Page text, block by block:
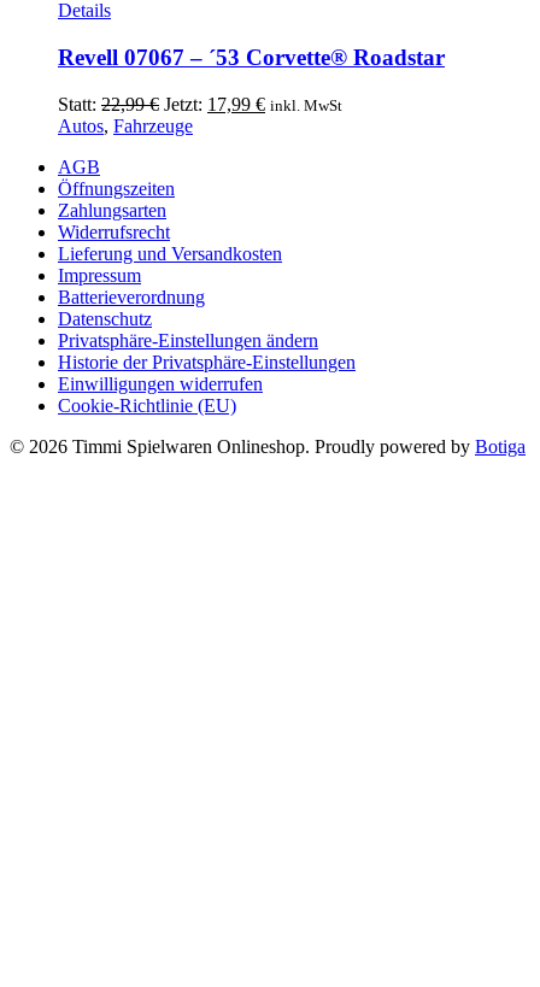
Details
Revell 07067 – ´53 Corvette® Roadstar
Statt: 22,99€ Ursprünglicher
Preis
Jetzt: 17,99 €Aktueller
inkl. MwSt
Autos, Fahrzeuge
AGB
Öffnungszeiten
Zahlungsarten
Widerrufsrecht
Lieferung und Versandkosten
Impressum
Batterieverordnung
Datenschutz
Privatsphäre-Einstellungen ändern
Historie der Privatsphäre-Einstellungen
Einwilligungen widerrufen
Cookie-Richtlinie (EU)
© 2026 Timmi Spielwaren Onlineshop. Proudly powered by Botiga